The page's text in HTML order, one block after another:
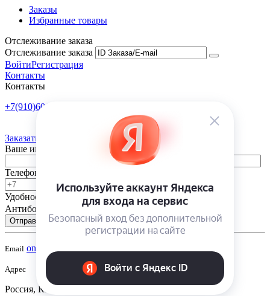
Заказы
Избранные товары
Отслеживание заказа
Отслеживание заказа
ВойтиРегистрация
Контакты
Контакты
+7(910)601-10-10
Заказать обратный звонок
Ваше имя
Телефон
Удобное время
-
Антибот
Отправить
Email onsad@onsad.ru
Адрес
Россия, Калуга,